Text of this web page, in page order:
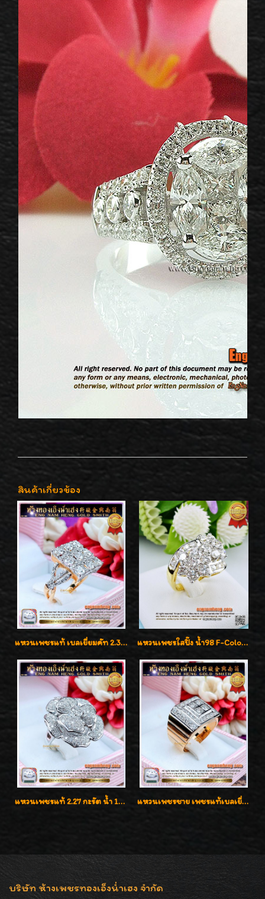
สินค้าเกี่ยวข้อง
แหวนเพชรแท้ เบลเยี่ยมคัท 2.39 กะรัต น้ำ 98 F-Color/VVS ดีไซน์หน้ากว้างหรูเต็มนิ้ว แหวนเพชรใสปิ๊ง น้ำ98 F-Color/VVS1 น้ำหนักเพชรรวม 2.56 กะรัต ใส่เต็มนิ้วเพชรเป็นน้ำเป็นเนื้อสวยมากๆค่ะ
แหวนเพชรแท้ 2.27 กะรัต น้ำ 100% เบลเยี่ยมคัท ลวดลายดอกกุหลาบหรู แหวนเพชรชาย เพชรแท้เบลเยี่ยมคัท น้ำ100% D-Color/VVS 2.46 กะรัต
บริษัท ห้างเพชรทองเอ็งน่ำเฮง จำกัด